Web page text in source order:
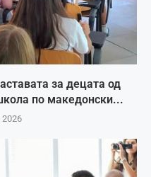
за децата од
по македонски...
2026